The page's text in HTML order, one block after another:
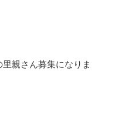
親さん募集になりま